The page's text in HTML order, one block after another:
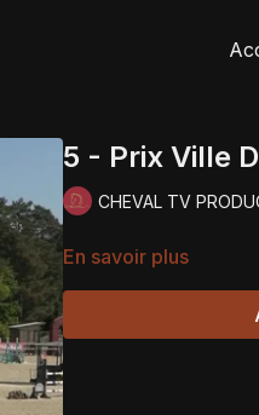
5 - Prix Ville
CHEVAL TV
En savoir plus